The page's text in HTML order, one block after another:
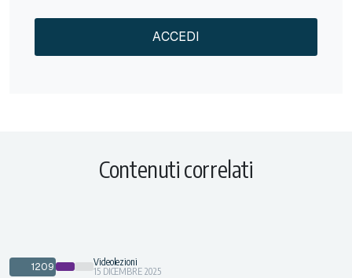
ACCEDI
Contenuti correlati
1209
Videolezioni
15 DICEMBRE 2025